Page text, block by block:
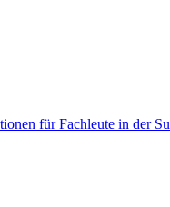
für Fachleute in der